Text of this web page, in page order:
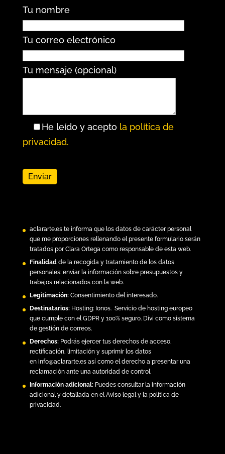
Tu nombre
Tu correo electrónico
Tu mensaje (opcional)
He leído y acepto la política de
privacidad.
aclararte.este informa que los datos de carácter personal
que me proporciones rellenando el presente formulario serán
tratados por Clara Ortega como responsable de esta web.
Finalidadde la recogida y tratamiento de los datos
personales: enviar la información sobre presupuestos y
trabajos relacionados con la web.
Legitimación: Consentimiento del interesado.
Destinatarios:Hosting: Ionos.Servicio de hosting europeo
que cumple con el GDPR y 100% seguro. Divi como sistema
de gestión de correos.
Derechos: Podrás ejercer tus derechos de acceso,
rectificación, limitación y suprimir los datos
en info@aclararte.esasí como el derecho a presentar una
reclamación ante una autoridad de control.
Información adicional:Puedes consultar la información
adicional y detallada en el Aviso legal y la política de
privacidad .